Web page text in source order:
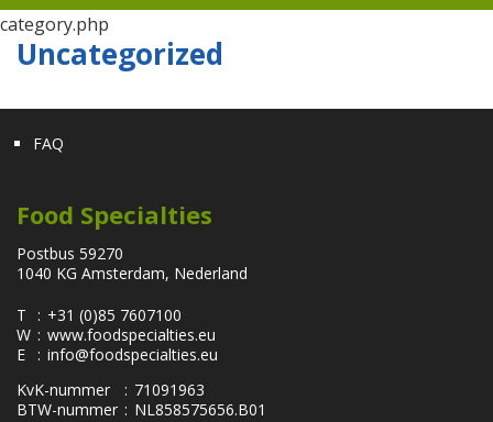
category.php
Uncategorized
FAQ
Food Specialties
Postbus 59270
1040 KG Amsterdam, Nederland
T
: +31 (0)85 7607100
W : www.foodspecialties.eu
E
: info@foodspecialties.eu
KvK-nummer
: 71091963
BTW-nummer : NL858575656.B01